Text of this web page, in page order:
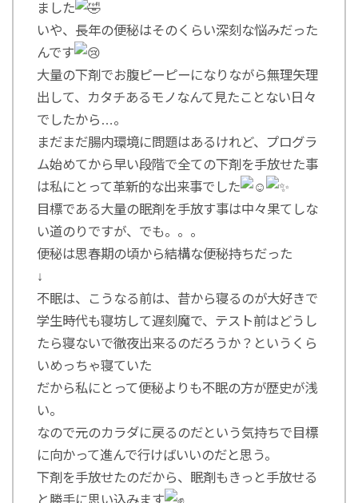
ました
いや、長年の便秘はそのくらい深刻な悩みだった
んです
大量の下剤でお腹ピーピーになりながら無理矢理
出して、カタチあるモノなんて見たことない日々
でしたから…。
まだまだ腸内環境に問題はあるけれど、プログラ
ム始めてから早い段階で全ての下剤を手放せた事
は私にとって革新的な出来事でした
目標である大量の眠剤を手放す事は中々果てしな
い道のりですが、でも。。。
便秘は思春期の頃から結構な便秘持ちだった
↓
不眠は、こうなる前は、昔から寝るのが大好きで
学生時代も寝坊して遅刻魔で、テスト前はどうし
たら寝ないで徹夜出来るのだろうか？というくら
いめっちゃ寝ていた
だから私にとって便秘よりも不眠の方が歴史が浅
い。
なので元のカラダに戻るのだという気持ちで目標
に向かって進んで行けばいいのだと思う。
下剤を手放せたのだから、眠剤もきっと手放せる
と勝手に思い込みます